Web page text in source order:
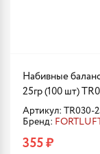
Набивные
25гр (100 шт)
Артикул: TR030-
Бренд:
355 ₽